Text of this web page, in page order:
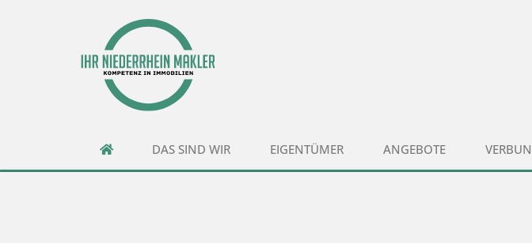
DAS SIND WIR EIGENTÜMER ANGEBOTE